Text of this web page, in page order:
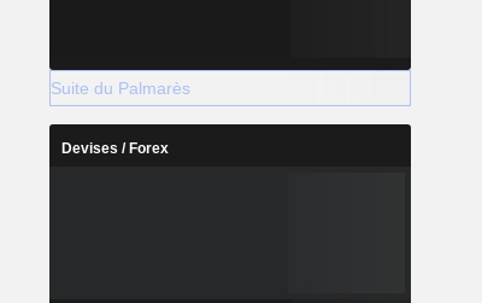
Suite du Palmarès
Devises / Forex